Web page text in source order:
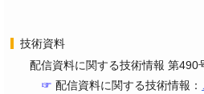
技術資料
配信資料に関する技術情報 第490
☞ 配信資料に関する技術情報：